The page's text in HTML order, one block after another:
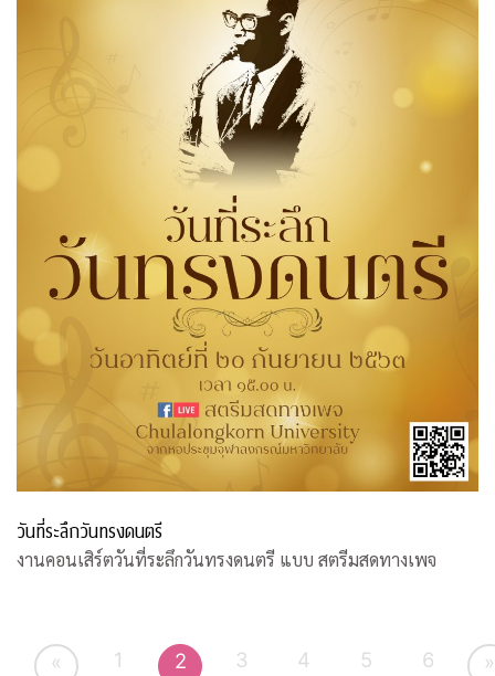
วันที่ระลึกวันทรงดนตรี
งานคอนเสิร์ตวันที่ระลึกวันทรงดนตรี แบบ สตรีมสดทางเพจ
« 1 2 3 4 5 6 »